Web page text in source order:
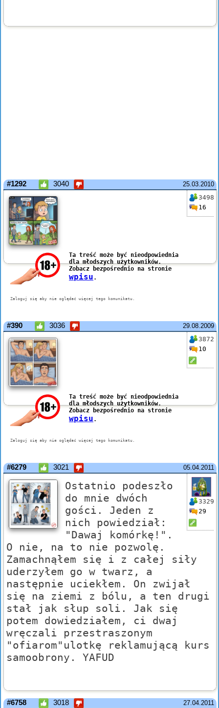
25.03.2010
#1292 3040
3498
16
29.08.2009
#390 3036
3872
10
05.04.2011
#6279 3021
3329
29
Ostatnio podeszło
do mnie dwóch
gości. Jeden z
nich powiedział:
"Dawaj komórkę!".
O nie, na to nie pozwolę.
Zamachnąłem się i z całej siły
uderzyłem go w twarz, a
następnie uciekłem. On zwijał
się na ziemi z bólu, a ten drugi
stał jak słup soli. Jak się
potem dowiedziałem, ci dwaj
wręczali przestraszonym
"ofiarom"ulotkę reklamującą kurs
samoobrony. YAFUD
27.04.2011
#6758 3018